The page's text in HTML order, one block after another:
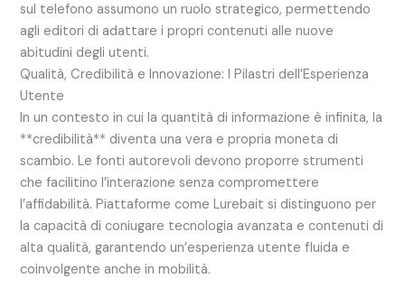
sul telefono assumono un ruolo strategico, permettendo
agli editori di adattare i propri contenuti alle nuove
abitudini degli utenti.
Qualità, Credibilità e Innovazione: I Pilastri dell’Esperienza
Utente
In un contesto in cui la quantità di informazione è infinita, la
**credibilità** diventa una vera e propria moneta di
scambio. Le fonti autorevoli devono proporre strumenti
che facilitino l’interazione senza compromettere
l’affidabilità. Piattaforme come Lurebait si distinguono per
la capacità di coniugare tecnologia avanzata e contenuti di
alta qualità, garantendo un’esperienza utente fluida e
coinvolgente anche in mobilità.